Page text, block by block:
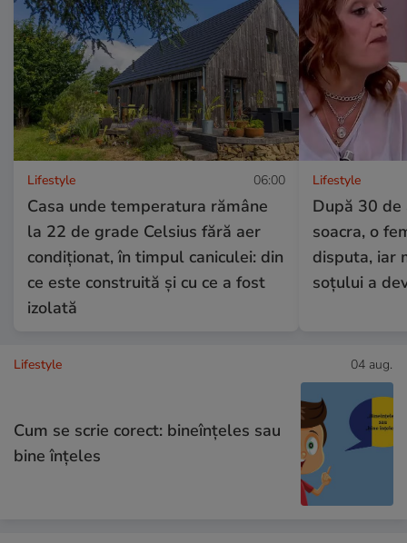
Lifestyle 06:00
Casa unde temperatura rămâne
la 22 de grade Celsius fără aer
condiționat, în timpul caniculei: din
ce este construită și cu ce a fost
izolată
Lifestyle
După 30 de
soacra, o
disputa, iar
soțului a
Lifestyle 04 aug.
Cum se scrie corect: bineînțeles sau
bine înțeles